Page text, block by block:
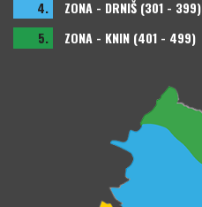
4.
ZONA - DRNIŠ (301 - 399)
5.
ZONA - KNIN (401 - 499)